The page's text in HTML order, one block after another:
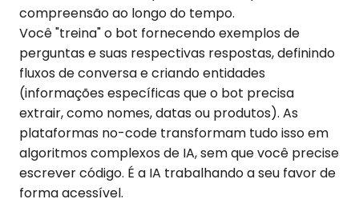
compreensão ao longo do tempo.
Você "treina" o bot fornecendo exemplos de
perguntas e suas respectivas respostas, definindo
fluxos de conversa e criando entidades
(informações específicas que o bot precisa
extrair, como nomes, datas ou produtos). As
plataformas no-code transformam tudo isso em
algoritmos complexos de IA, sem que você precise
escrever código. É a IA trabalhando a seu favor de
forma acessível.